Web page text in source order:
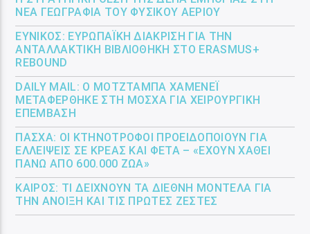
ΝΈΑ ΓΕΩΓΡΑΦΊΑ ΤΟΥ ΦΥΣΙΚΟΎ ΑΕΡΊΟΥ
ΕΎΝΙΚΟΣ: ΕΥΡΩΠΑΪΚΉ ΔΙΆΚΡΙΣΗ ΓΙΑ ΤΗΝ
ΑΝΤΑΛΛΑΚΤΙΚΉ ΒΙΒΛΙΟΘΉΚΗ ΣΤΟ ERASMUS+
REBOUND
DAILY MAIL: Ο ΜΟΤΖΤΆΜΠΑ ΧΑΜΕΝΕΪ́
ΜΕΤΑΦΈΡΘΗΚΕ ΣΤΗ ΜΌΣΧΑ ΓΙΑ ΧΕΙΡΟΥΡΓΙΚΉ
ΕΠΈΜΒΑΣΗ
ΠΆΣΧΑ: ΟΙ ΚΤΗΝΟΤΡΌΦΟΙ ΠΡΟΕΙΔΟΠΟΙΟΎΝ ΓΙΑ
ΕΛΛΕΊΨΕΙΣ ΣΕ ΚΡΈΑΣ ΚΑΙ ΦΈΤΑ – «ΈΧΟΥΝ ΧΑΘΕΊ
ΠΆΝΩ ΑΠΌ 600.000 ΖΏΑ»
ΚΑΙΡΌΣ: ΤΙ ΔΕΊΧΝΟΥΝ ΤΑ ΔΙΕΘΝΉ ΜΟΝΤΈΛΑ ΓΙΑ
ΤΗΝ ΆΝΟΙΞΗ ΚΑΙ ΤΙΣ ΠΡΏΤΕΣ ΖΈΣΤΕΣ